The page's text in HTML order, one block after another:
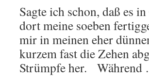
Sagte ich schon, daß es
dort meine soeben
mir in meinen eher
kurzem fast die Zehen
Strümpfe her.